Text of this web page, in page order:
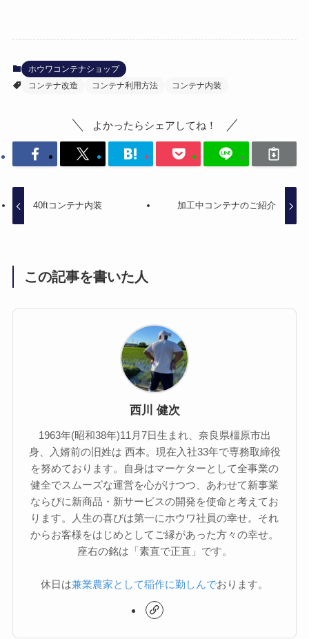
ホウワコンテナショップ
コンテナ改造
コンテナ利用方法 コンテナ内装
よかったらシェアしてね！
40ftコンテナ内装 加工中コンテナのご紹介
この記事を書いた人
西川 健次
1963年(昭和38年)11月7日生まれ、奈良県橿原市出
身、入婿前の旧姓は 西本。現在入社33年で専務取締役
を努めております。自身はマーケターとして全事業の
健全でスムーズな運営を心がけつつ、あわせて新事業
ならびに新商品・新サービスの開発を使命と考えてお
ります。人生の喜びは第一にホウワ社員の幸せ。それ
からお客様をはじめとしてご縁があった方々の幸せ。
座右の銘は「素直で正直」です。
休日は兼業農家として稲作に勤しんでおります。